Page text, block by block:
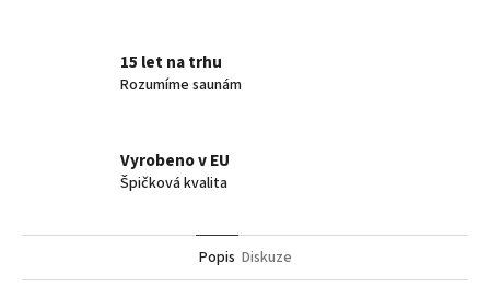
15 let na trhu
Rozumíme saunám
Vyrobeno v EU
Špičková kvalita
Popis Diskuze